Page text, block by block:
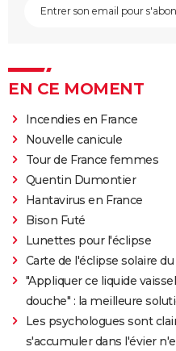
EN CE MOMENT
Incendies en France
Nouvelle canicule
Tour de France femmes
Quentin Dumontier
Hantavirus en France
Bison Futé
Lunettes pour l'éclipse
Carte de l'éclipse solaire du
"Appliquer ce liquide
douche" : la meilleure
Les psychologues sont
s'accumuler dans l'évier